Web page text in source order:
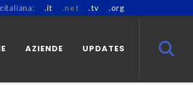
.it .net .tv .org
AZIENDE UPDATES